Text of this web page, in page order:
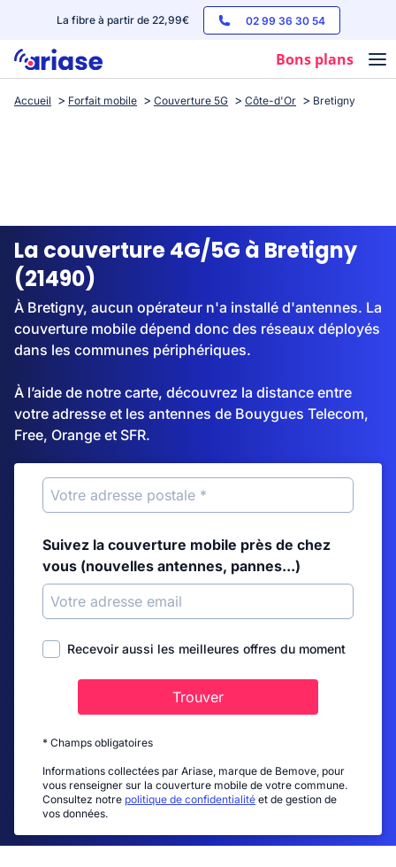
La fibre à partir de 22,99€ 02 99 36 30 54
Bons plans
Box internet
Streaming
Accueil Forfait mobile Couverture 5G Côte-d'Or Bretigny
La couverture 4G/5G à Bretigny
(21490)
À Bretigny, aucun opérateur n'a installé d'antennes. La
couverture mobile dépend donc des réseaux déployés
dans les communes périphériques.
À l’aide de notre carte, découvrez la distance entre
votre adresse et les antennes de Bouygues Telecom,
Free, Orange et SFR.
Suivez la couverture mobile près de chez
vous (nouvelles antennes, pannes...)
Recevoir aussi les meilleures offres du moment
Trouver
* Champs obligatoires
Informations collectées par Ariase, marque de Bemove, pour
vous renseigner sur la couverture mobile de votre commune.
Consultez notre politique de confidentialité et de gestion de
vos données.